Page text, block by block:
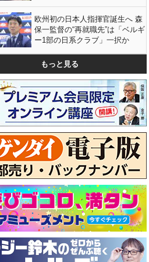
欧州初の日本人指揮官誕生へ 森
保一監督の“再就職先”は「ベルギ
ー1部の日系クラブ」一択か
もっと見る